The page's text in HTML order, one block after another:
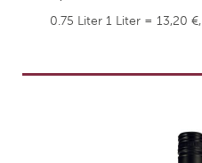
0.75 Liter 1 Liter = 13,20 €,